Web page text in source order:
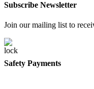
Subscribe Newsletter
Join our mailing list to
Safety Payments